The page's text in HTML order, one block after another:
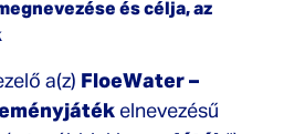
és célja, az
a(z) FloeWater –
elnevezésű